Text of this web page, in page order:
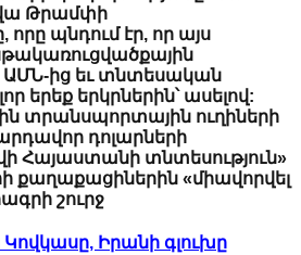
երեկվա Թրամփի
որը պնդում էր, որ այս
ենթակառուցվածքային
կբերի ԱՄՆ-ից եւ տնտեսական
բոլոր երեք երկրներին՝
տրանսպորտային
միլիարդավոր դոլարների
կգրավի Հայաստանի
երկրի քաղաքացիներին
ծրագրի շուրջ».
Կովկասը, Իրանի գլուխը